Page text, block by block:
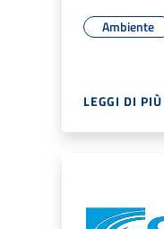
Ambiente
LEGGI DI PIÙ